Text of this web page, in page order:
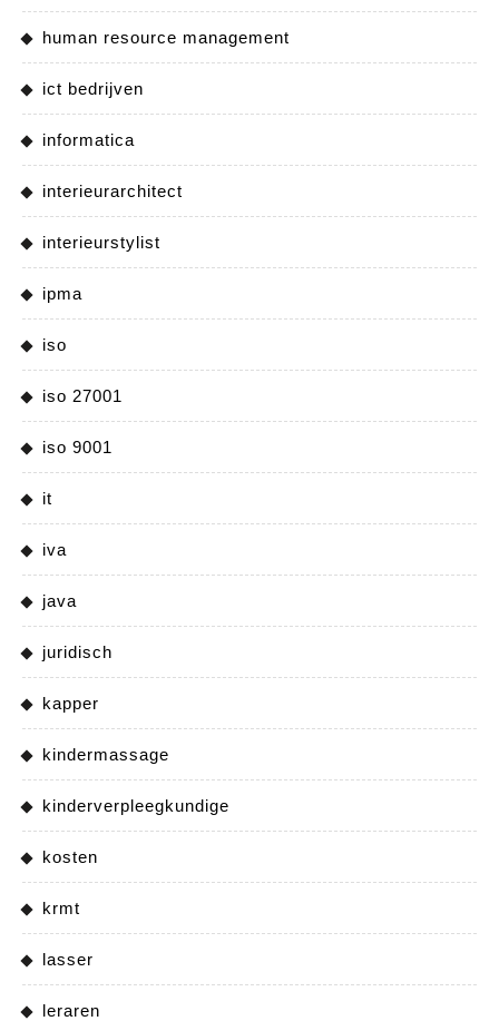
human resource management
ict bedrijven
informatica
interieurarchitect
interieurstylist
ipma
iso
iso 27001
iso 9001
it
iva
java
juridisch
kapper
kindermassage
kinderverpleegkundige
kosten
krmt
lasser
leraren